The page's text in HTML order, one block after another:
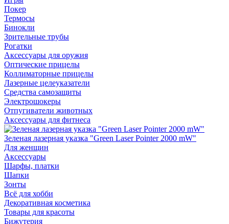
Покер
Термосы
Бинокли
Зрительные трубы
Рогатки
Аксессуары для оружия
Оптические прицелы
Коллиматорные прицелы
Лазерные целеуказатели
Средства самозащиты
Электрошокеры
Отпугиватели животных
Аксессуары для фитнеса
Зеленая лазерная указка "Green Laser Pointer 2000 mW"
Для женщин
Аксессуары
Шарфы, платки
Шапки
Зонты
Всё для хобби
Декоративная косметика
Товары для красоты
Бижутерия